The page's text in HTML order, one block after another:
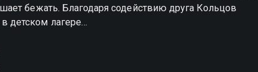
бежать. Благодаря содействию друга Кольцов
детском лагере…